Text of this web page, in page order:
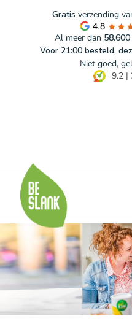
Gratis verzending
Al meer dan 58.600
Voor 21:00 besteld,
Niet goed,
9.2|